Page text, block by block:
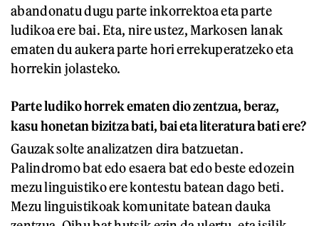
abandonatu dugu parte inkorrektoa eta parte
ludikoa ere bai. Eta, nire ustez, Markosen lanak
ematen du aukera parte hori errekuperatzeko eta
horrekin jolasteko.
Parte ludiko horrek ematen dio zentzua, beraz,
kasu honetan bizitza bati, bai eta literatura bati ere?
Gauzak solte analizatzen dira batzuetan.
Palindromo bat edo esaera bat edo beste edozein
mezu linguistiko ere kontestu batean dago beti.
Mezu linguistikoak komunitate batean dauka